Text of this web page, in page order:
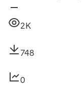
2K
748
0